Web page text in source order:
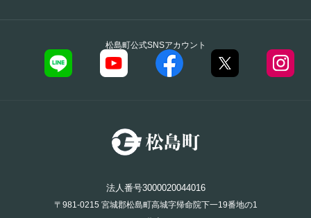
松島町公式SNSアカウント
法人番号3000020044016
〒981-0215 宮城郡松島町高城字帰命院下一19番地の1